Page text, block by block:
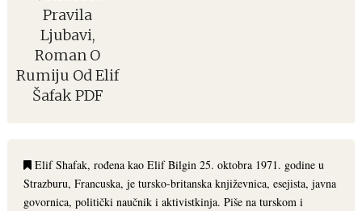
Pravila
Ljubavi,
Roman O
Rumiju Od Elif
Šafak PDF
Elif Shafak, rođena kao Elif Bilgin 25. oktobra 1971. godine u
Strazburu, Francuska, je tursko-britanska književnica, esejista, javna
govornica, politički naučnik i aktivistkinja. Piše na turskom i